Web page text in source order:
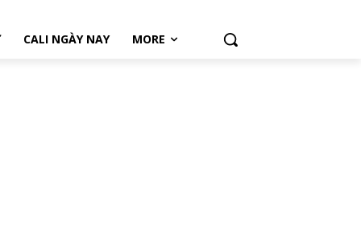
CALI NGÀY NAY MORE